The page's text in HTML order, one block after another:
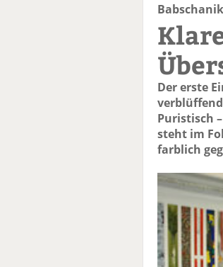
Der erste
Puristisch
steht im
farblich